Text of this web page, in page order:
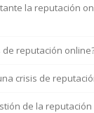
la reputación
de reputación
crisis de
de la